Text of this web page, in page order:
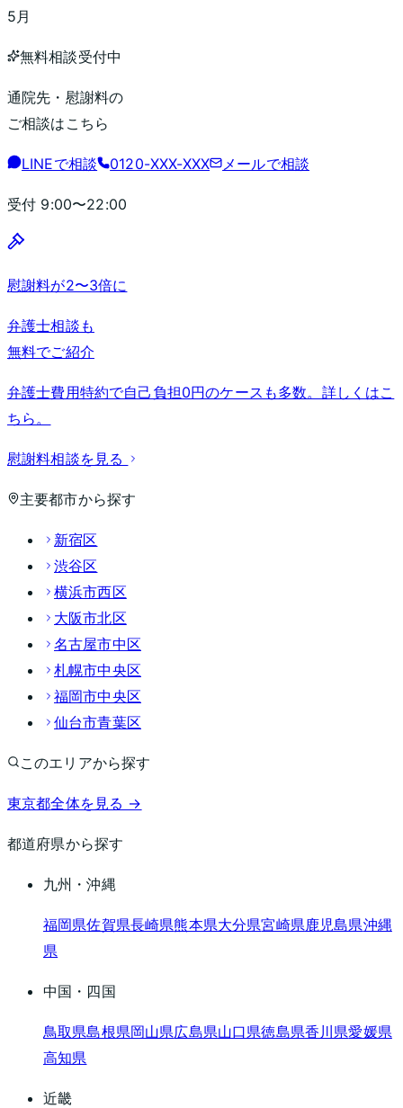
5月
無料相談受付中
通院先・慰謝料の
ご相談はこちら
LINEで相談 0120-XXX-XXX メールで相談
受付 9:00〜22:00
慰謝料が2〜3倍に
弁護士相談も
無料でご紹介
弁護士費用特約で自己負担0円のケースも多数。詳しくはこ
ちら。
慰謝料相談を見る
主要都市から探す
新宿区
渋谷区
横浜市西区
大阪市北区
名古屋市中区
札幌市中央区
福岡市中央区
仙台市青葉区
このエリアから探す
東京都全体を見る →
都道府県から探す
九州・沖縄
福岡県佐賀県長崎県熊本県大分県宮崎県鹿児島県沖縄
県
中国・四国
鳥取県島根県岡山県広島県山口県徳島県香川県愛媛県
高知県
近畿